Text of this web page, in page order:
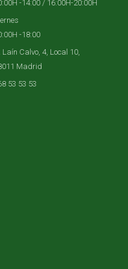
-14:00 / 16:00H-20:00H
-18:00
Laín Calvo, 4, Local 10,
Madrid
53 53 53